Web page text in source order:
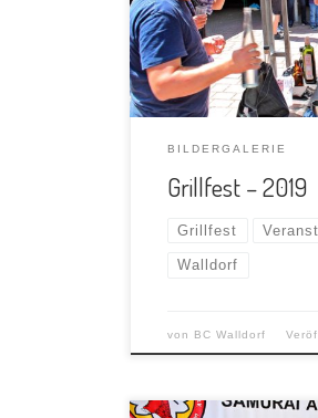
BILDERGALERIE
Grillfest – 2019
Grillfest
Walldorf
von BC Walldorf